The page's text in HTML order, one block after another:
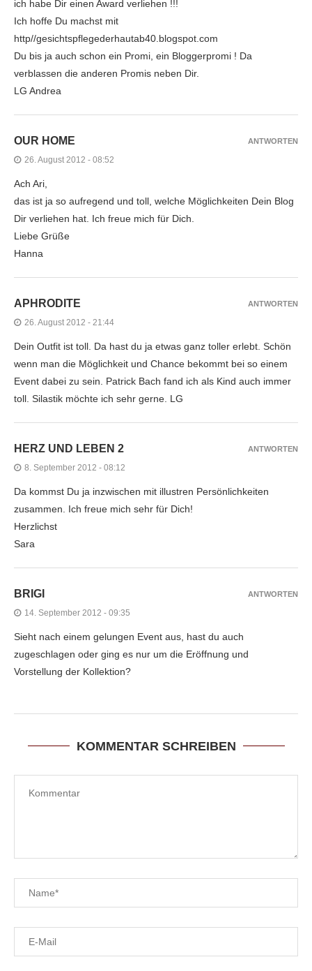
ich habe Dir einen Award verliehen !!!
Ich hoffe Du machst mit
http//gesichtspflegederhautab40.blogspot.com
Du bis ja auch schon ein Promi, ein Bloggerpromi ! Da
verblassen die anderen Promis neben Dir.
LG Andrea
OUR HOME
26. August 2012 - 08:52
Ach Ari,
das ist ja so aufregend und toll, welche Möglichkeiten Dein Blog
Dir verliehen hat. Ich freue mich für Dich.
Liebe Grüße
Hanna
ANTWORTEN
APHRODITE
26. August 2012 - 21:44
Dein Outfit ist toll. Da hast du ja etwas ganz toller erlebt. Schön
wenn man die Möglichkeit und Chance bekommt bei so einem
Event dabei zu sein. Patrick Bach fand ich als Kind auch immer
toll. Silastik möchte ich sehr gerne. LG
ANTWORTEN
HERZ UND LEBEN 2
8. September 2012 - 08:12
Da kommst Du ja inzwischen mit illustren Persönlichkeiten
zusammen. Ich freue mich sehr für Dich!
Herzlichst
Sara
ANTWORTEN
BRIGI
14. September 2012 - 09:35
Sieht nach einem gelungen Event aus, hast du auch
zugeschlagen oder ging es nur um die Eröffnung und
Vorstellung der Kollektion?
ANTWORTEN
KOMMENTAR SCHREIBEN